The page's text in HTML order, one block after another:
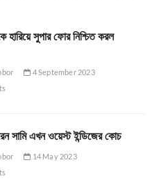
হারিয়ে সুপার ফোর নিশ্চিত করল
4 September 2023
সামি এখন ওয়েস্ট ইন্ডিজের কোচ
14 May 2023